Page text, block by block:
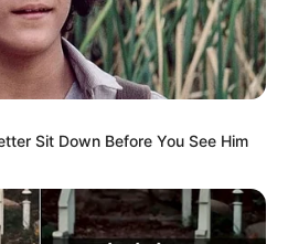
Sit Down Before You See Him